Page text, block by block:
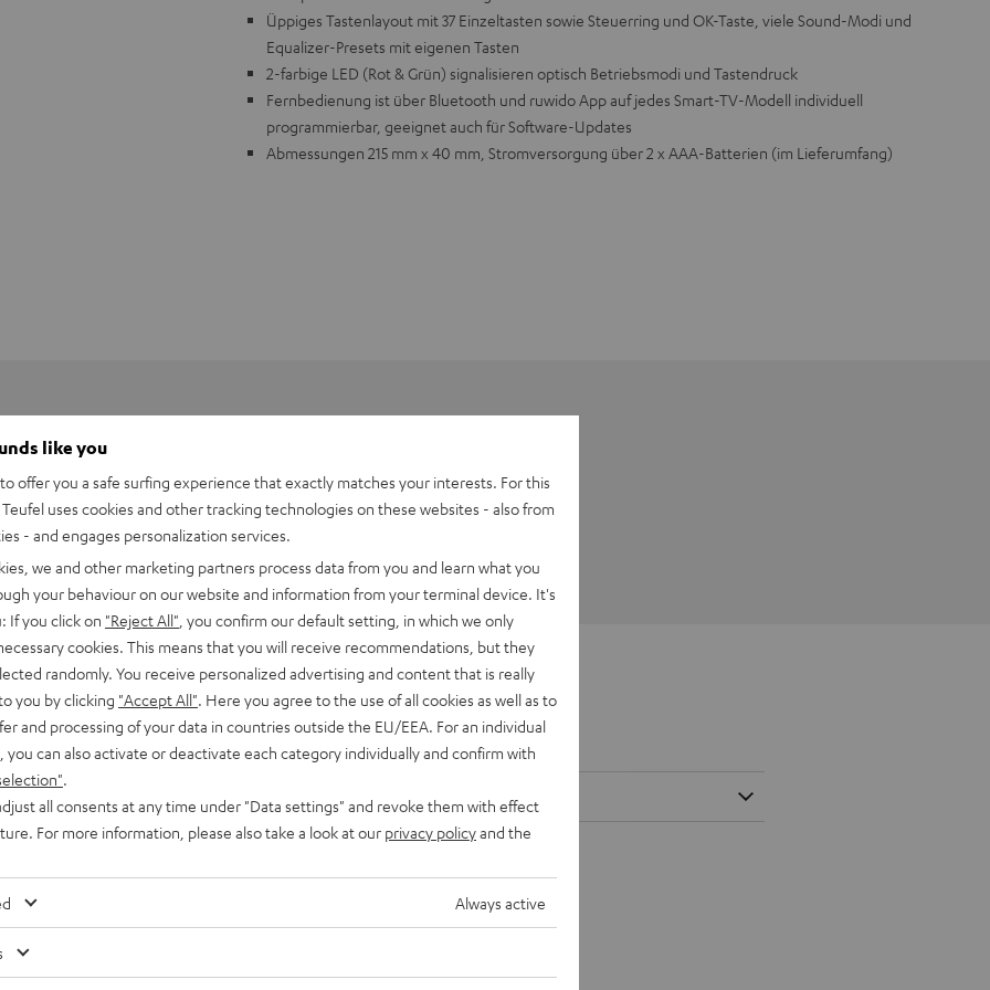
Üppiges Tastenlayout mit 37 Einzeltasten sowie Steuerring und OK-Taste, viele Sound-Modi und
Equalizer-Presets mit eigenen Tasten
2-farbige LED (Rot & Grün) signalisieren optisch Betriebsmodi und Tastendruck
Fernbedienung ist über Bluetooth und ruwido App auf jedes Smart-TV-Modell individuell
programmierbar, geeignet auch für Software-Updates
Abmessungen 215 mm x 40 mm, Stromversorgung über 2 x AAA-Batterien (im Lieferumfang)
UNIVERSAL Fernbedienung
like you
offer you a safe surfing experience that exactly matches your interests. For this
uses cookies and other tracking technologies on these websites - also from
- and engages personalization services.
we and other marketing partners process data from you and learn what you
your behaviour on our website and information from your terminal device. It's
If you click on "Reject All" , you confirm our default setting, in which we only
cookies. This means that you will receive recommendations, but they
randomly. You receive personalized advertising and content that is really
you by clicking "Accept All" . Here you agree to the use of all cookies as well as to
and processing of your data in countries outside the EU/EEA. For an individual
you can also activate or deactivate each category individually and confirm with
all consents at any time under "Data settings" and revoke them with effect
For more information, please also take a look at our privacy policyand the
Always active